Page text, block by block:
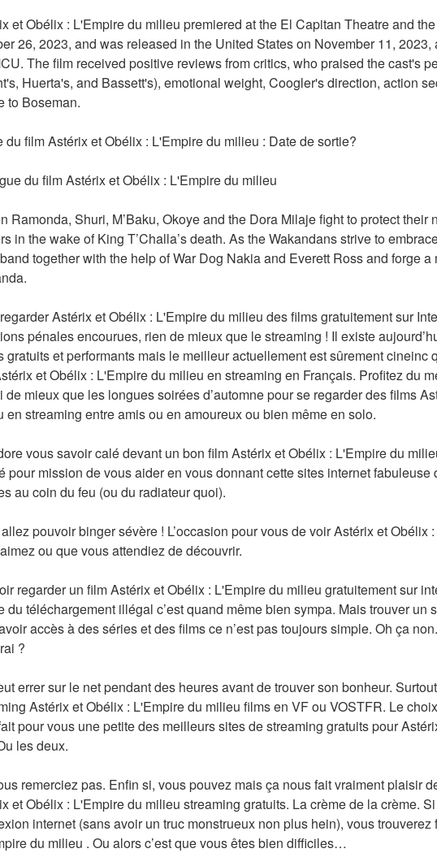
et Obélix : L'Empire du milieu premiered at the El Capitan Theatre and
26, 2023, and was released in the United States on November 11,
The film received positive reviews from critics, who praised the cast's
Huerta's, and Bassett's), emotional weight, Coogler's direction, action
to Boseman.
du film Astérix et Obélix : L'Empire du milieu : Date de sortie?
du film Astérix et Obélix : L'Empire du milieu
Ramonda, Shuri, M’Baku, Okoye and the Dora Milaje fight to protect their
in the wake of King T’Challa’s death. As the Wakandans strive to
together with the help of War Dog Nakia and Everett Ross and forge
Astérix et Obélix : L'Empire du milieu des films gratuitement sur
pénales encourues, rien de mieux que le streaming ! Il existe
gratuits et performants mais le meilleur actuellement est sûrement cineinc
et Obélix : L'Empire du milieu en streaming en Français. Profitez du
de mieux que les longues soirées d’automne pour se regarder des films
en streaming entre amis ou en amoureux ou bien même en solo.
vous savoir calé devant un bon film Astérix et Obélix : L'Empire du
pour mission de vous aider en vous donnant cette sites internet
au coin du feu (ou du radiateur quoi).
pouvoir binger sévère ! L’occasion pour vous de voir Astérix et Obélix
ou que vous attendiez de découvrir.
regarder un film Astérix et Obélix : L'Empire du milieu gratuitement sur
du téléchargement illégal c’est quand même bien sympa. Mais trouver un
accès à des séries et des films ce n’est pas toujours simple. Oh ça
?
errer sur le net pendant des heures avant de trouver son bonheur.
Astérix et Obélix : L'Empire du milieu films en VF ou VOSTFR. Le
pour vous une petite des meilleurs sites de streaming gratuits pour
les deux.
remerciez pas. Enfin si, vous pouvez mais ça nous fait vraiment plaisir
et Obélix : L'Empire du milieu streaming gratuits. La crème de la crème.
internet (sans avoir un truc monstrueux non plus hein), vous
du milieu . Ou alors c’est que vous êtes bien difficiles…